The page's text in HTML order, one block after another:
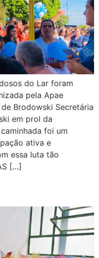
do Lar foram
pela Apae
Brodowski Secretária
em prol da
foi um
ativa e
essa luta tão
[…]